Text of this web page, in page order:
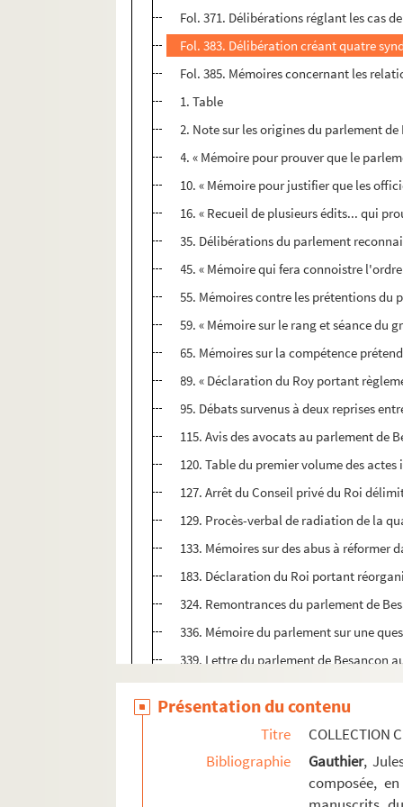
Fol. 371. Délibérations réglant les cas
Fol. 383. Délibération créant quatre
Fol. 385. Mémoires concernant les
1. Table
2. Note sur les origines du parlement
4. « Mémoire pour prouver que le
10. « Mémoire pour justifier que les
16. « Recueil de plusieurs édits... qui
35. Délibérations du parlement
45. « Mémoire qui fera connoistre
55. Mémoires contre les prétentions
59. « Mémoire sur le rang et séance du
65. Mémoires sur la compétence
89. « Déclaration du Roy portant
95. Débats survenus à deux reprises
115. Avis des avocats au parlement de
120. Table du premier volume des
127. Arrêt du Conseil privé du Roi
129. Procès-verbal de radiation de la
133. Mémoires sur des abus à
183. Déclaration du Roi portant
324. Remontrances du parlement de
336. Mémoire du parlement sur une
339. Lettre du parlement de Besançon
343. Adresse du parlement au Roi, à
353. Remontrances du parlement au
357. Délibération du parlement
359. Délibération du même corps
365. Délibération concernant la
Présentation du contenu
Titre
COLLECTION
Bibliographie
Gauthier,
composée,